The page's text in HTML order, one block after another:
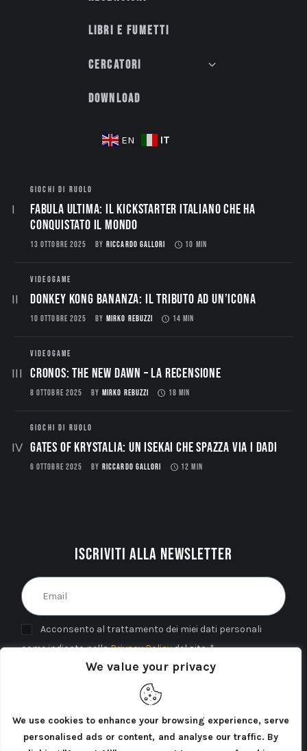
We value your privacy
We use cookies to enhance your browsing experience, serve
personalised ads or content, and analyse our traffic. By
Libri e fumetti
Cercatori
Download
EN IT
GIOCHI DI RUOLO
Fabula Ultima: il Kickstarter italiano che ha
conquistato il mondo
13 OTTOBRE 2025 BY RICCARDO GALLORI 10 MIN
VIDEOGAME
Donkey Kong Bananza: Il Tributo ad un’Icona
10 OTTOBRE 2025 BY MIRKO REBUZZI 14 MIN
VIDEOGAME
CRONOS: THE NEW DAWN – La Recensione
8 OTTOBRE 2025 BY MIRKO REBUZZI 18 MIN
GIOCHI DI RUOLO
Gates of Krystalia: Un Isekai che spazza via i dadi
6 OTTOBRE 2025 BY RICCARDO GALLORI 12 MIN
Iscriviti alla newsletter
Acconsento al trattamento dei miei dati personali
come indicato nellaPrivacy Policydel sito. *
INVIA